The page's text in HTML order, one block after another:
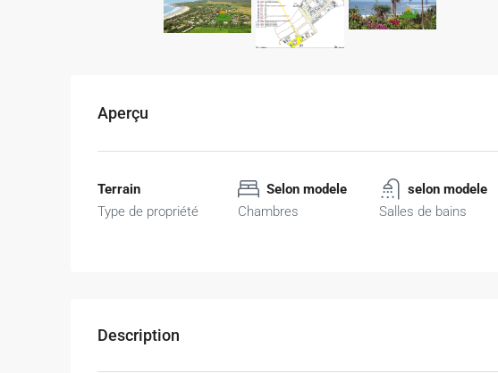
Aperçu
Terrain
Type de propriété
Selon modele
Chambres
selon modele
Salles de bains
Description